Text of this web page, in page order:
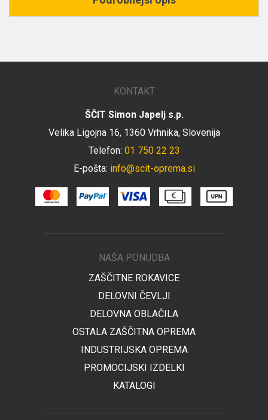
KONTAKT
ŠČIT Simon Japelj s.p.
Velika Ligojna 16, 1360 Vrhnika, Slovenija
Telefon: 01 750 22 23
E-pošta: info@scit-oprema.si
NAŠA PONUDBA
ZAŠČITNE ROKAVICE
DELOVNI ČEVLJI
DELOVNA OBLAČILA
OSTALA ZAŠČITNA OPREMA
INDUSTRIJSKA OPREMA
PROMOCIJSKI IZDELKI
KATALOGI